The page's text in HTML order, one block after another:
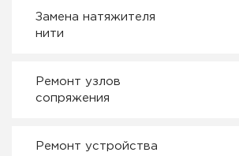
Замена натяжителя
нити
Ремонт узлов
сопряжения
Ремонт устройства